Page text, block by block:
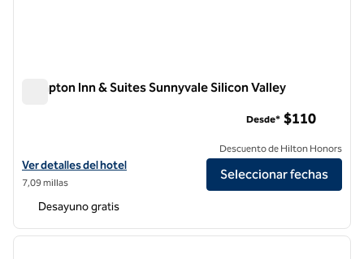
Hampton Inn & Suites Sunnyvale Silicon Valley
Ver detalles del hotel Hampton Inn & Suites Sunnyvale Silicon Valley
Ver detalles del hotel
7,09 millas
Desde* $110
Descuento de Hilton Honors
Seleccionar fechas
Desayuno gratis
1 de 12